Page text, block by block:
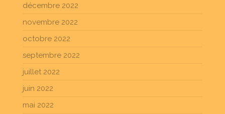
décembre 2022
novembre 2022
octobre 2022
septembre 2022
juillet 2022
juin 2022
mai 2022